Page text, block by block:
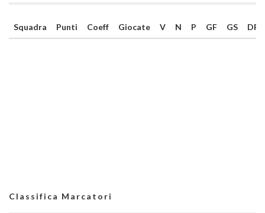
Squadra Punti Coeff Giocate V N P GF GS DR
Classifica Marcatori